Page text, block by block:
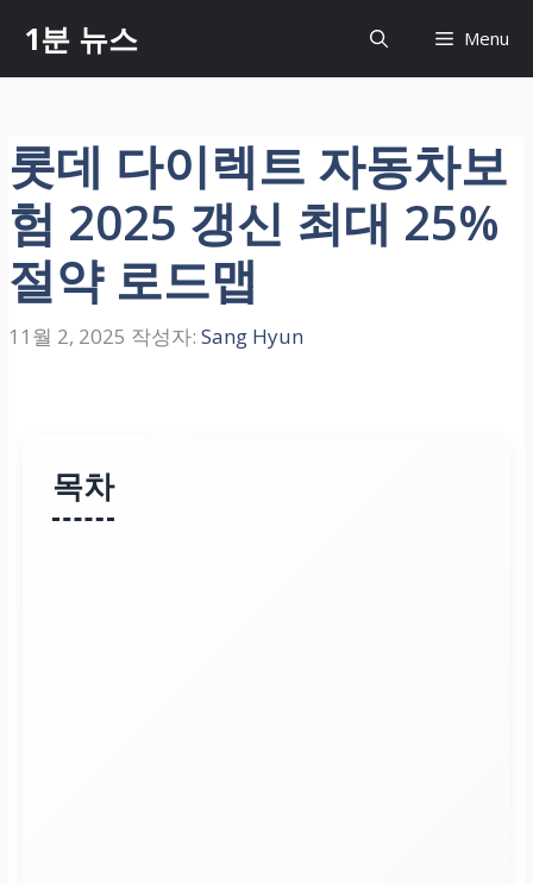
츠
너
뛰
기
1분 뉴스 Menu
롯데 다이렉트 자동차보
험 2025 갱신 최대 25%
절약 로드맵
11월 2, 2025 작성자: Sang Hyun
목차